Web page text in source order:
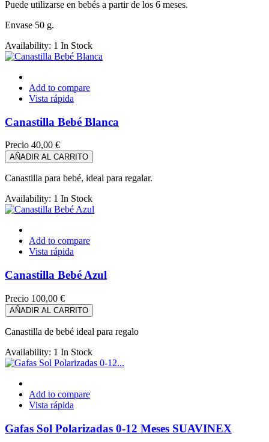
Puede utilizarse en bebés a partir de los 6 meses.
Envase 50 g.
Availability: 1 In Stock
Add to compare
Vista rápida
Canastilla Bebé Blanca
Precio 40,00 €
AÑADIR AL CARRITO
Canastilla para bebé, ideal para regalar.
Availability: 1 In Stock
Add to compare
Vista rápida
Canastilla Bebé Azul
Precio 100,00 €
AÑADIR AL CARRITO
Canastilla de bebé ideal para regalo
Availability: 1 In Stock
Add to compare
Vista rápida
Gafas Sol Polarizadas 0-12 Meses SUAVINEX